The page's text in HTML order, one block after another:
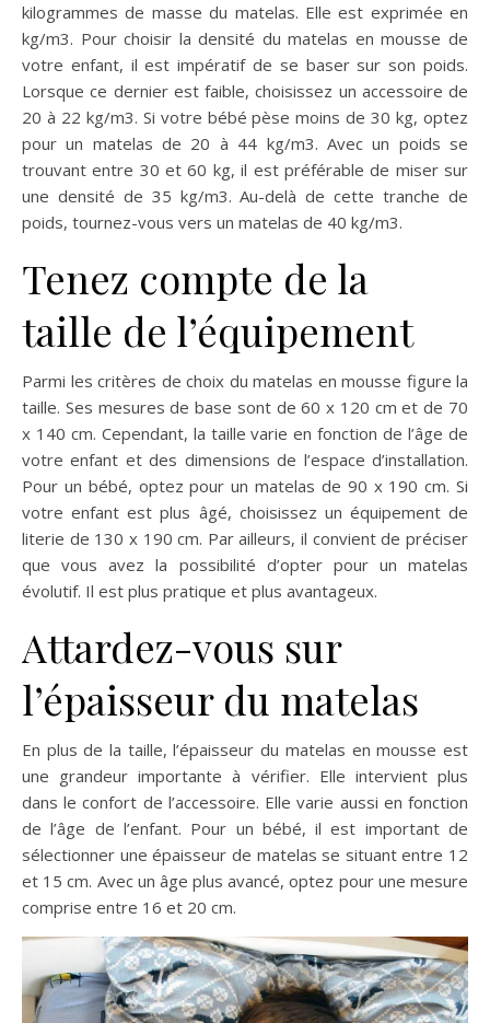
kilogrammes de masse du matelas. Elle est exprimée en
kg/m3. Pour choisir la densité du matelas en mousse de
votre enfant, il est impératif de se baser sur son poids.
Lorsque ce dernier est faible, choisissez un accessoire de
20 à 22 kg/m3. Si votre bébé pèse moins de 30 kg, optez
pour un matelas de 20 à 44 kg/m3. Avec un poids se
trouvant entre 30 et 60 kg, il est préférable de miser sur
une densité de 35 kg/m3. Au-delà de cette tranche de
poids, tournez-vous vers un matelas de 40 kg/m3.
Tenez compte de la
taille de l’équipement
Parmi les critères de choix du matelas en mousse figure la
taille. Ses mesures de base sont de 60 x 120 cm et de 70
x 140 cm. Cependant, la taille varie en fonction de l’âge de
votre enfant et des dimensions de l’espace d’installation.
Pour un bébé, optez pour un matelas de 90 x 190 cm. Si
votre enfant est plus âgé, choisissez un équipement de
literie de 130 x 190 cm. Par ailleurs, il convient de préciser
que vous avez la possibilité d’opter pour un matelas
évolutif. Il est plus pratique et plus avantageux.
Attardez-vous sur
l’épaisseur du matelas
En plus de la taille, l’épaisseur du matelas en mousse est
une grandeur importante à vérifier. Elle intervient plus
dans le confort de l’accessoire. Elle varie aussi en fonction
de l’âge de l’enfant. Pour un bébé, il est important de
sélectionner une épaisseur de matelas se situant entre 12
et 15 cm. Avec un âge plus avancé, optez pour une mesure
comprise entre 16 et 20 cm.